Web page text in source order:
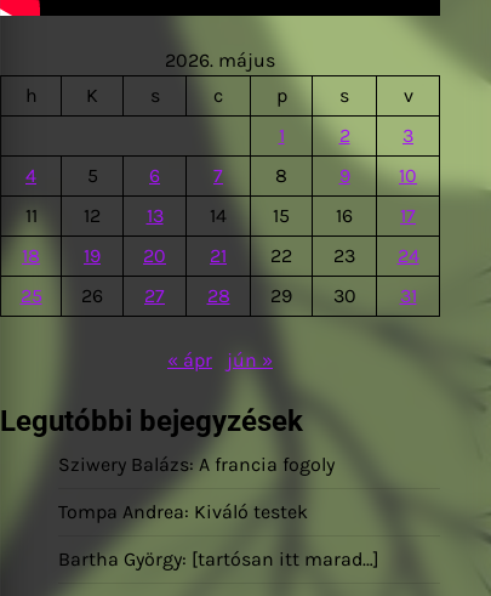
2026. május
h
K s c p s
v
1
2
3
4
5 6 7 8 9
10
11
12 13 14 15 16
17
18
19 20 21 22 23
24
25
26 27 28 29 30 31
« ápr jún »
Legutóbbi bejegyzések
Sziwery Balázs: A francia fogoly
Tompa Andrea: Kiváló testek
Bartha György: [tartósan itt marad…]